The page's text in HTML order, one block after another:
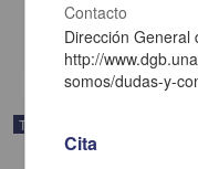
Trabajo de grado
Contacto
Dirección General
http://
somos/dudas-y-
Cita